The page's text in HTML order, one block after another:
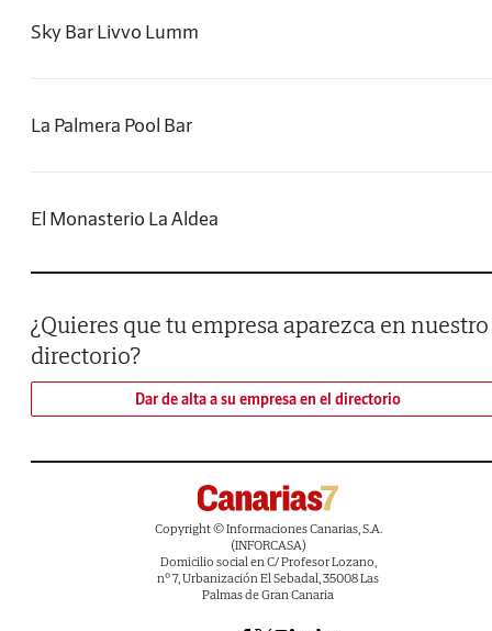
Sky Bar Livvo Lumm
La Palmera Pool Bar
El Monasterio La Aldea
¿Quieres que tu empresa aparezca en nuestro
directorio?
Dar de alta a su empresa en el directorio
Copyright © Informaciones Canarias, S.A.
(INFORCASA)
Domicilio social en C/ Profesor Lozano,
nº 7, Urbanización El Sebadal, 35008 Las
Palmas de Gran Canaria